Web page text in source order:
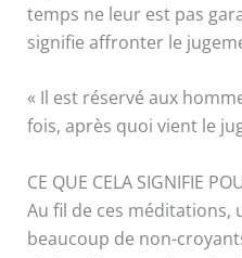
temps ne leur est pas
signifie affronter le
« Il est réservé aux
fois, après quoi vient le
CE QUE CELA SIGNIFIE
Au fil de ces méditations,
beaucoup de non-